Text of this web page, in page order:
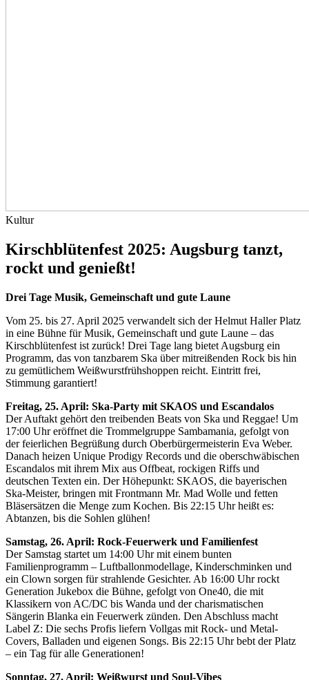
Kultur
Kirschblütenfest 2025: Augsburg tanzt,
rockt und genießt!
Drei Tage Musik, Gemeinschaft und gute Laune
Vom 25. bis 27. April 2025 verwandelt sich der Helmut Haller Platz
in eine Bühne für Musik, Gemeinschaft und gute Laune – das
Kirschblütenfest ist zurück! Drei Tage lang bietet Augsburg ein
Programm, das von tanzbarem Ska über mitreißenden Rock bis hin
zu gemütlichem Weißwurstfrühshoppen reicht. Eintritt frei,
Stimmung garantiert!
Freitag, 25. April: Ska-Party mit SKAOS und Escandalos
Der Auftakt gehört den treibenden Beats von Ska und Reggae! Um
17:00 Uhr eröffnet die Trommelgruppe Sambamania, gefolgt von
der feierlichen Begrüßung durch Oberbürgermeisterin Eva Weber.
Danach heizen Unique Prodigy Records und die oberschwäbischen
Escandalos mit ihrem Mix aus Offbeat, rockigen Riffs und
deutschen Texten ein. Der Höhepunkt: SKAOS, die bayerischen
Ska-Meister, bringen mit Frontmann Mr. Mad Wolle und fetten
Bläsersätzen die Menge zum Kochen. Bis 22:15 Uhr heißt es:
Abtanzen, bis die Sohlen glühen!
Samstag, 26. April: Rock-Feuerwerk und Familienfest
Der Samstag startet um 14:00 Uhr mit einem bunten
Familienprogramm – Luftballonmodellage, Kinderschminken und
ein Clown sorgen für strahlende Gesichter. Ab 16:00 Uhr rockt
Generation Jukebox die Bühne, gefolgt von One40, die mit
Klassikern von AC/DC bis Wanda und der charismatischen
Sängerin Blanka ein Feuerwerk zünden. Den Abschluss macht
Label Z: Die sechs Profis liefern Vollgas mit Rock- und Metal-
Covers, Balladen und eigenen Songs. Bis 22:15 Uhr bebt der Platz
– ein Tag für alle Generationen!
Sonntag, 27. April: Weißwurst und Soul-Vibes